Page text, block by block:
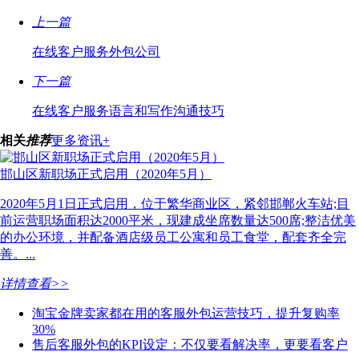
上一篇
在线客户服务外包公司
下一篇
在线客户服务语言和写作沟通技巧
相关推荐更多资讯+
邯山区新职场正式启用（2020年5月）
2020年5月1日正式启用，位于繁华商业区，紧邻邯郸火车站;目
前运营职场面积达2000平米，现建成坐席数量达500席;整洁优美
的办公环境，并配备酒店级员工公寓和员工食堂，配套齐全完
善。...
详情查看>>
淘宝金牌卖家都在用的客服外包运营技巧，提升复购率
30%
售后客服外包的KPI设定：不仅要看解决率，更要看客户